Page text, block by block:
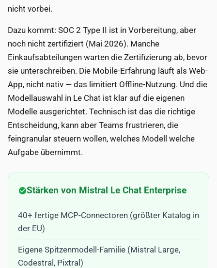
nicht vorbei.
Dazu kommt: SOC 2 Type II ist in Vorbereitung, aber
noch nicht zertifiziert (Mai 2026). Manche
Einkaufsabteilungen warten die Zertifizierung ab, bevor
sie unterschreiben. Die Mobile-Erfahrung läuft als Web-
App, nicht nativ — das limitiert Offline-Nutzung. Und die
Modellauswahl in Le Chat ist klar auf die eigenen
Modelle ausgerichtet. Technisch ist das die richtige
Entscheidung, kann aber Teams frustrieren, die
feingranular steuern wollen, welches Modell welche
Aufgabe übernimmt.
Stärken von Mistral Le Chat Enterprise
40+ fertige MCP-Connectoren (größter Katalog in
der EU)
Eigene Spitzenmodell-Familie (Mistral Large,
Codestral, Pixtral)